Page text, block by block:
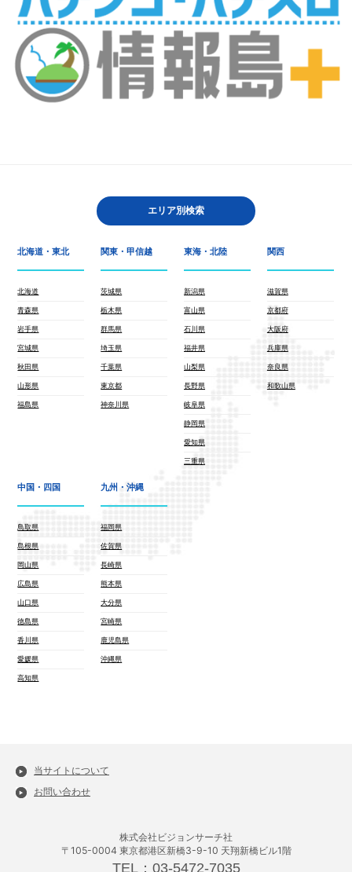
エリア別検索
北海道・東北
北海道
青森県
岩手県
宮城県
秋田県
山形県
福島県
関東・甲信越
茨城県
栃木県
群馬県
埼玉県
千葉県
東京都
神奈川県
東海・北陸
新潟県
富山県
石川県
福井県
山梨県
長野県
岐阜県
静岡県
愛知県
三重県
関西
滋賀県
京都府
大阪府
兵庫県
奈良県
和歌山県
中国・四国
鳥取県
島根県
岡山県
広島県
山口県
徳島県
香川県
愛媛県
高知県
九州・沖縄
福岡県
佐賀県
長崎県
熊本県
大分県
宮崎県
鹿児島県
沖縄県
当サイトについて
お問い合わせ
株式会社ビジョンサーチ社
〒105-0004 東京都港区新橋3-9-10 天翔新橋ビル1階
TEL：03-5472-7035